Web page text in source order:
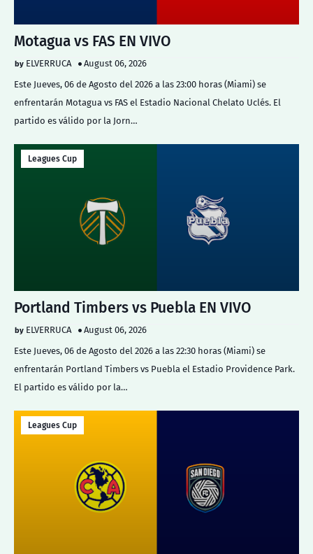
Motagua vs FAS EN VIVO
ELVERRUCA
August 06, 2026
Este Jueves, 06 de Agosto del 2026 a las 23:00 horas (Miami) se
enfrentarán Motagua vs FAS el Estadio Nacional Chelato Uclés. El
partido es válido por la Jorn…
Leagues Cup
Portland Timbers vs Puebla EN VIVO
ELVERRUCA
August 06, 2026
Este Jueves, 06 de Agosto del 2026 a las 22:30 horas (Miami) se
enfrentarán Portland Timbers vs Puebla el Estadio Providence Park.
El partido es válido por la…
Leagues Cup